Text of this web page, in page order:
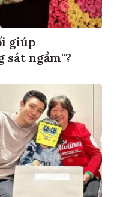
giúp
sát ngầm"?